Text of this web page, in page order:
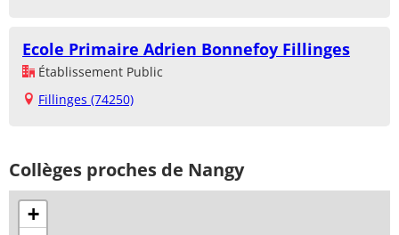
Ecole Primaire Adrien Bonnefoy Fillinges
Établissement Public
Fillinges (74250)
Collèges proches de Nangy
+